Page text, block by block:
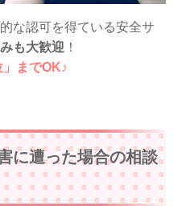
な認可を得ている安全サ
も大歓迎 ！
までOK♪
に遭った場合の相談